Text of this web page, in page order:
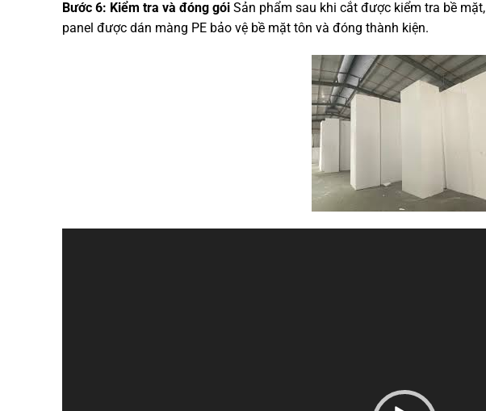
Bước 6: Kiểm tra và đóng gói Sản phẩm sau khi cắt được kiểm tra bề mặt,
panel được dán màng PE bảo vệ bề mặt tôn và đóng thành kiện.